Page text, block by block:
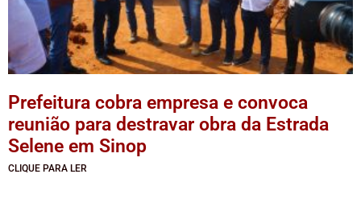
Prefeitura cobra empresa e convoca
reunião para destravar obra da Estrada
Selene em Sinop
CLIQUE PARA LER